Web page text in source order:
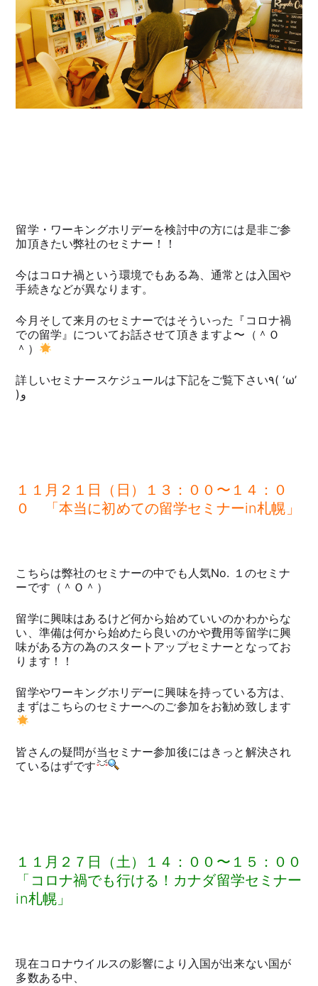
留学・ワーキングホリデーを検討中の方には是非ご参
加頂きたい弊社のセミナー！！
今はコロナ禍という環境でもある為、通常とは入国や
手続きなどが異なります。
今月そして来月のセミナーではそういった『コロナ禍
での留学』についてお話させて頂きますよ〜（＾Ｏ
＾）
詳しいセミナースケジュールは下記をご覧下さい٩( ‘ω’
)و
１１月２１日（日）１３：００〜１４：０
０ 「本当に初めての留学セミナーin札幌」
こちらは弊社のセミナーの中でも人気No. １のセミナ
ーです（＾Ｏ＾）
留学に興味はあるけど何から始めていいのかわからな
い、準備は何から始めたら良いのかや費用等留学に興
味がある方の為のスタートアップセミナーとなってお
ります！！
留学やワーキングホリデーに興味を持っている方は、
まずはこちらのセミナーへのご参加をお勧め致します
皆さんの疑問が当セミナー参加後にはきっと解決され
ているはずです
１１月２７日（土）１４：００〜１５：００
「コロナ禍でも行ける！カナダ留学セミナー
in札幌」
現在コロナウイルスの影響により入国が出来ない国が
多数ある中、